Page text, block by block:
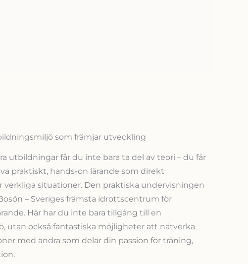
som främjar utveckling
utbildningar får du inte bara ta del av teori – du får
praktiskt, hands-on lärande som direkt
verkliga situationer. Den praktiska undervisningen
– Sveriges främsta idrottscentrum för
Här har du inte bara tillgång till en
utan också fantastiska möjligheter att nätverka
med andra som delar din passion för träning,